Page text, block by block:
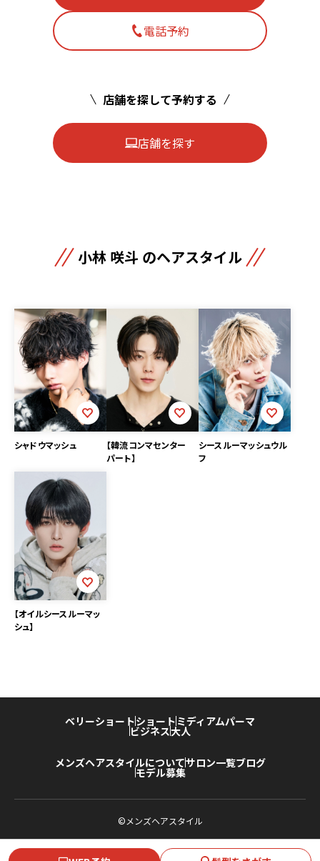
電話予約
店舗を探して予約する
店舗を探す
小林 咲斗 のヘアスタイル
シャドウマッシュ
【韓流コンマセンター
パート】
シースルーマッシュウル
フ
【オイルシースルーマッ
シュ】
ベリーショートショート ミディアムパーマ
ビジネス大人
メンズヘアスタイルについてサロン一覧ブログ
モデル募集
©メンズヘアスタイル